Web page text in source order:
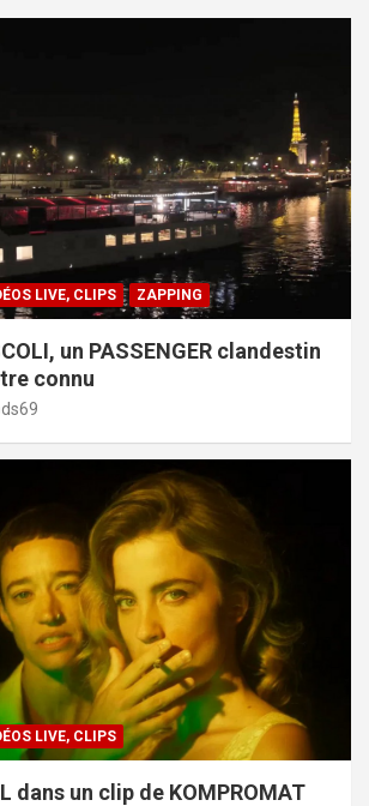
LIVE, CLIPS ZAPPING
un PASSENGER clandestin
connu
LIVE, CLIPS
dans un clip de KOMPROMAT